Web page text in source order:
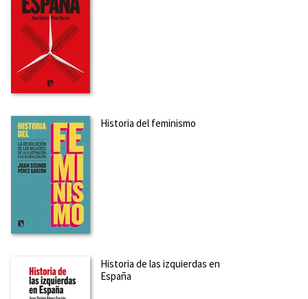
Historia del feminismo
Historia de las izquierdas en
España